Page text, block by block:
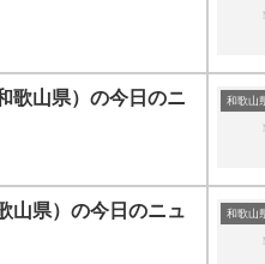
歌山県）の今日のニ
山県）の今日のニュ